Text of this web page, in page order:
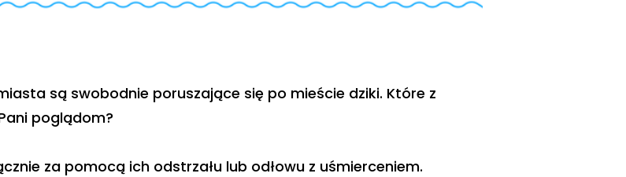
są swobodnie poruszające się po mieście dziki. Które z
poglądom?
za pomocą ich odstrzału lub odłowu z uśmierceniem.